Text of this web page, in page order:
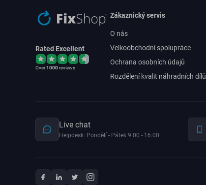
Rated Excellent
Over1000reviews
Zákaznický servis
O nás
Velkoobchodní spolupráce
Ochrana osobních údajů
Rozdělení kvalit náhradních dílů
Live chat
Helpdesk: Pondělí - Pátek 9:00 - 16:00